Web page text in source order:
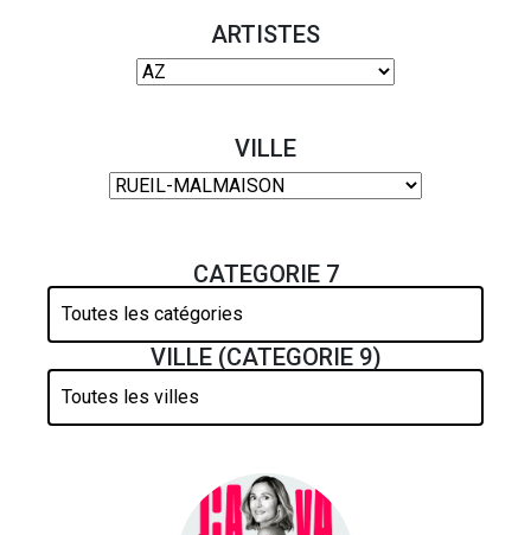
ARTISTES
VILLE
CATEGORIE 7
VILLE (CATEGORIE 9)